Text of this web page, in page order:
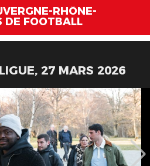
RHÔNE-
DE FOOTBALL
27 MARS 2026